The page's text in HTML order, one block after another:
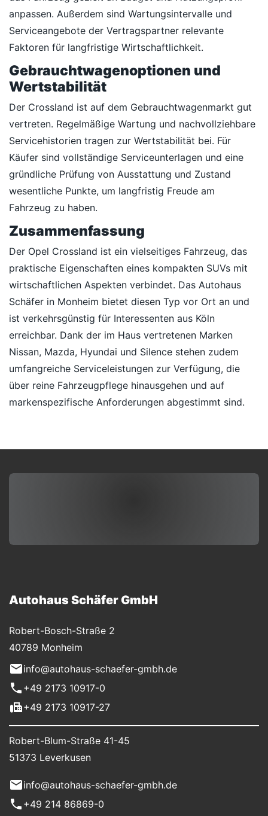
anpassen. Außerdem sind Wartungsintervalle und
Serviceangebote der Vertragspartner relevante
Faktoren für langfristige Wirtschaftlichkeit.
Gebrauchtwagenoptionen und
Wertstabilität
Der Crossland ist auf dem Gebrauchtwagenmarkt gut
vertreten. Regelmäßige Wartung und nachvollziehbare
Servicehistorien tragen zur Wertstabilität bei. Für
Käufer sind vollständige Serviceunterlagen und eine
gründliche Prüfung von Ausstattung und Zustand
wesentliche Punkte, um langfristig Freude am
Fahrzeug zu haben.
Zusammenfassung
Der Opel Crossland ist ein vielseitiges Fahrzeug, das
praktische Eigenschaften eines kompakten SUVs mit
wirtschaftlichen Aspekten verbindet. Das Autohaus
Schäfer in Monheim bietet diesen Typ vor Ort an und
ist verkehrsgünstig für Interessenten aus Köln
erreichbar. Dank der im Haus vertretenen Marken
Nissan, Mazda, Hyundai und Silence stehen zudem
umfangreiche Serviceleistungen zur Verfügung, die
über reine Fahrzeugpflege hinausgehen und auf
markenspezifische Anforderungen abgestimmt sind.
Autohaus Schäfer GmbH
Robert-Bosch-Straße 2
40789 Monheim
info@autohaus-schaefer-gmbh.de
+49 2173 10917-0
+49 2173 10917-27
Robert-Blum-Straße 41-45
51373 Leverkusen
info@autohaus-schaefer-gmbh.de
+49 214 86869-0